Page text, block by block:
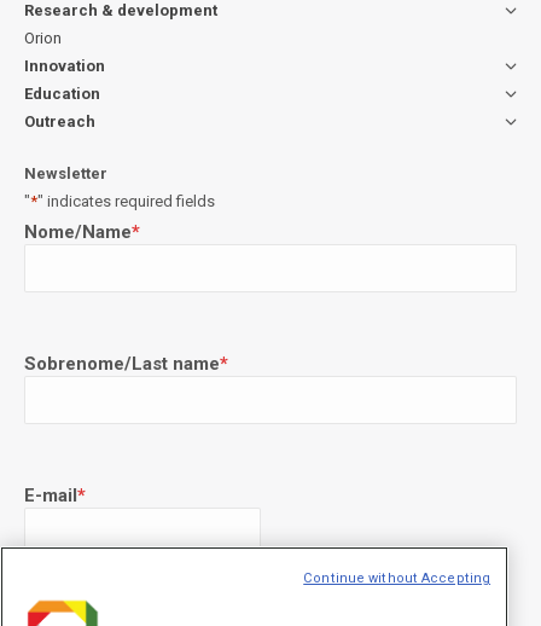
Research & development
Orion
Innovation
Education
Outreach
Newsletter
"*" indicates required fields
Nome/Name*
Sobrenome/Last name*
E-mail*
Continue without Accepting